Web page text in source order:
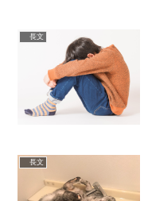
長文
長文